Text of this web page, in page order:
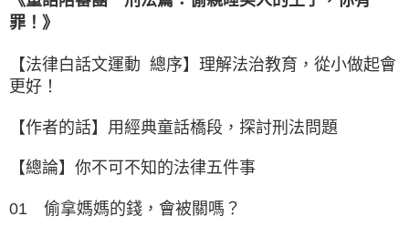
罪！》
【法律白話文運動 總序】理解法治教育，從小做起會
更好！
【作者的話】用經典童話橋段，探討刑法問題
【總論】你不可不知的法律五件事
01 偷拿媽媽的錢，會被關嗎？